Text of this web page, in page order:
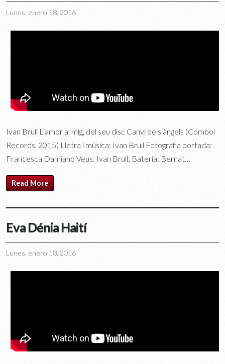
Lunes, enero 18, 2016
Ivan Brull L’amor al mig, del seu disc Canvi dels àngels (Comboi
Records, 2015) Lletra i música: Ivan Brull Fotografia portada:
Francesca Damiano Veus: Ivan Brull; Bateria: Bernat…
Read More
Eva Dénia Haití
Lunes, enero 18, 2016